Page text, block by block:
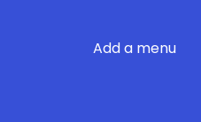
Add a menu